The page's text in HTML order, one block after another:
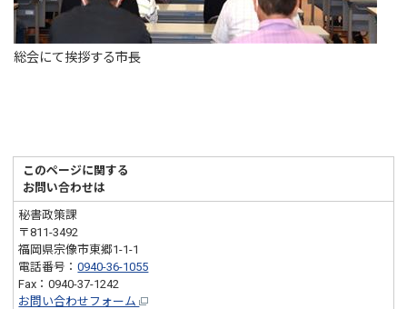
総会にて挨拶する市長
このページに関する
お問い合わせは
秘書政策課
〒811-3492
福岡県宗像市東郷1-1-1
電話番号：0940-36-1055
Fax：0940-37-1242
お問い合わせフォーム